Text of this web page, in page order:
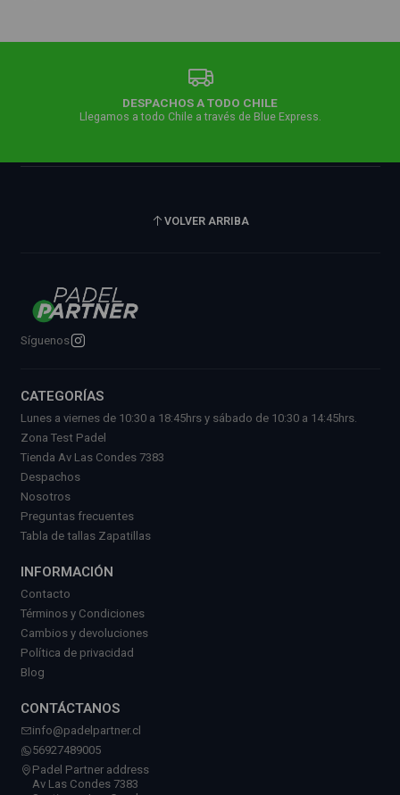
DESPACHOS A TODO CHILE
Llegamos a todo Chile a través de Blue Express.
VOLVER ARRIBA
Síguenos
CATEGORÍAS
Lunes a viernes de 10:30 a 18:45hrs y sábado de 10:30 a 14:45hrs.
Zona Test Padel
Tienda Av Las Condes 7383
Despachos
Nosotros
Preguntas frecuentes
Tabla de tallas Zapatillas
INFORMACIÓN
Contacto
Términos y Condiciones
Cambios y devoluciones
Política de privacidad
Blog
CONTÁCTANOS
info@padelpartner.cl
56927489005
Padel Partner address
Av Las Condes 7383